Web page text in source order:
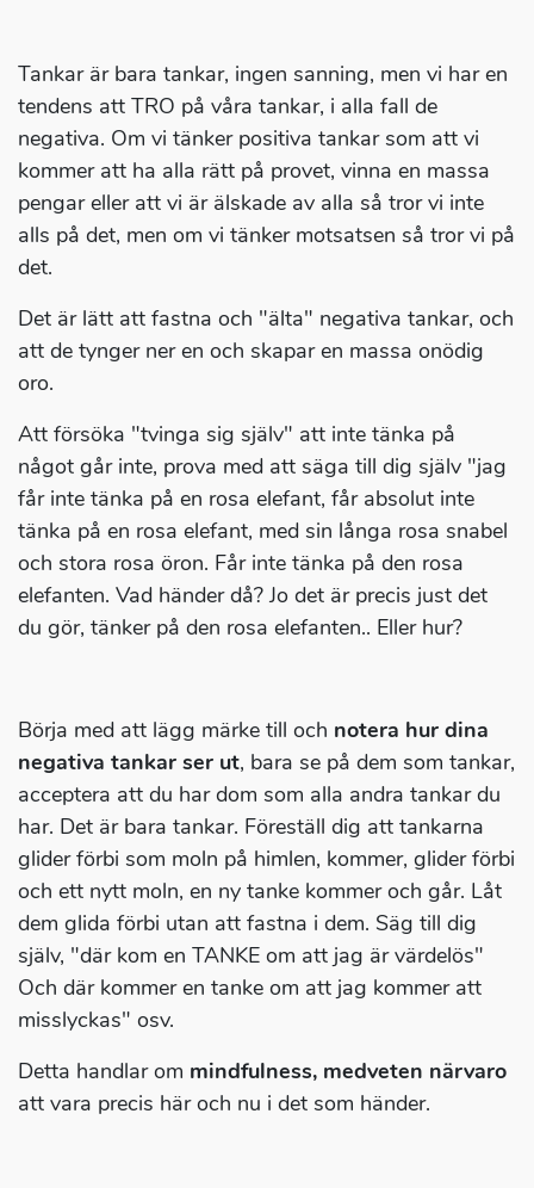
Tankar är bara tankar, ingen sanning, men vi har en
tendens att TRO på våra tankar, i alla fall de
negativa. Om vi tänker positiva tankar som att vi
kommer att ha alla rätt på provet, vinna en massa
pengar eller att vi är älskade av alla så tror vi inte
alls på det, men om vi tänker motsatsen så tror vi på
det.
Det är lätt att fastna och "älta" negativa tankar, och
att de tynger ner en och skapar en massa onödig
oro.
Att försöka "tvinga sig själv" att inte tänka på
något går inte, prova med att säga till dig själv "jag
får inte tänka på en rosa elefant, får absolut inte
tänka på en rosa elefant, med sin långa rosa snabel
och stora rosa öron. Får inte tänka på den rosa
elefanten. Vad händer då? Jo det är precis just det
du gör, tänker på den rosa elefanten.. Eller hur?
Börja med att lägg märke till och notera hur dina
negativa tankar ser ut, bara se på dem som tankar,
acceptera att du har dom som alla andra tankar du
har. Det är bara tankar. Föreställ dig att tankarna
glider förbi som moln på himlen, kommer, glider förbi
och ett nytt moln, en ny tanke kommer och går. Låt
dem glida förbi utan att fastna i dem. Säg till dig
själv, "där kom en TANKE om att jag är värdelös"
Och där kommer en tanke om att jag kommer att
misslyckas" osv.
Detta handlar om mindfulness, medveten närvaro
att vara precis här och nu i det som händer.